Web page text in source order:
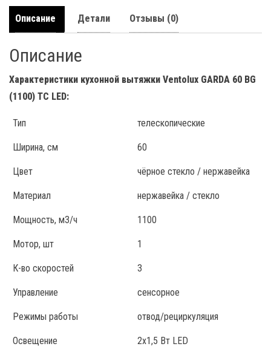
Описание Детали Отзывы (0)
Описание
Характеристики кухонной вытяжки Ventolux GARDA 60 BG
(1100) TC LED:
Тип телескопические
Ширина, см 60
Цвет чёрное стекло / нержавейка
Материал нержавейка / стекло
Мощность, м3/ч 1100
Мотор, шт 1
К-во скоростей 3
Управление сенсорное
Режимы работы отвод/рециркуляция
Освещение 2х1,5 Вт LED